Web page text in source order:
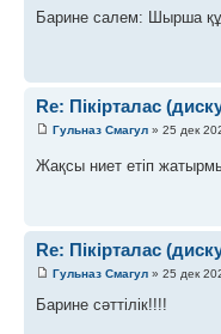
Барине салем: Шырша
Re: Пікірталас
Гульназ Смагул » 25 дек
Жақсы ниет етіп
Re: Пікірталас
Гульназ Смагул » 25 дек
Барине сәттілік!!!!